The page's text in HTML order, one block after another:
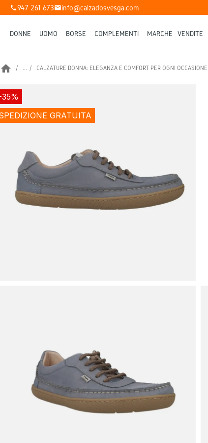
phone947 261 673mailinfo@calzadosvesga.com
DONNE UOMO BORSE COMPLEMENTI MARCHE VENDITE
home ... CALZATURE DONNA: ELEGANZA E COMFORT PER OGNI OCCASIONE
GRATUITA